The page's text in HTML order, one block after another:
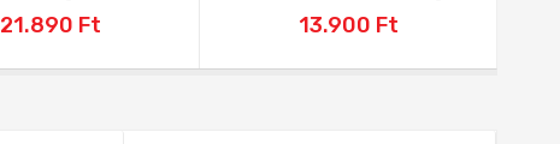
21.890 Ft 13.900 Ft